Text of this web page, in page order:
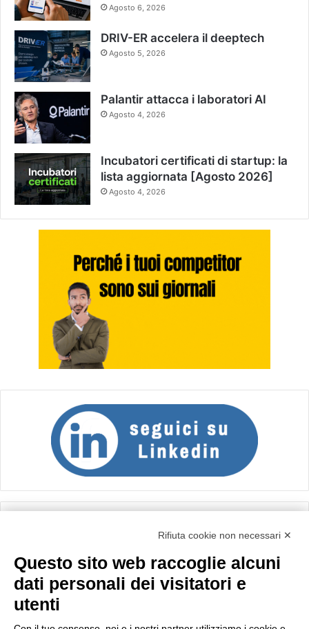
Agosto 6, 2026
DRIV-ER accelera il deeptech
Agosto 5, 2026
Palantir attacca i laboratori AI
Agosto 4, 2026
Incubatori certificati di startup: la
lista aggiornata [Agosto 2026]
Agosto 4, 2026
Importo netto (€):
Rifiuta cookie non necessari ✕
Questo sito web raccoglie alcuni
dati personali dei visitatori e
utenti